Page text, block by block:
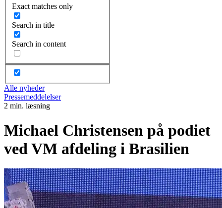
Exact matches only
Search in title
Search in content
Alle nyheder
Pressemeddelelser
2 min. læsning
Michael Christensen på podiet
ved VM afdeling i Brasilien